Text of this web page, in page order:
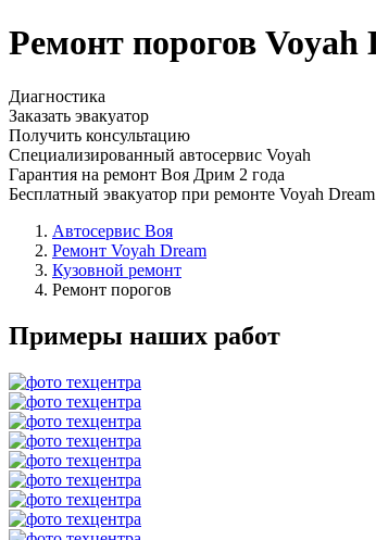
Ремонт порогов
Диагностика
Заказать эвакуатор
Получить консультацию
Специализированный автосервис Voyah
Гарантия на ремонт Воя Дрим 2 года
Бесплатный эвакуатор при ремонте Voyah Dream
Автосервис Воя
Ремонт Voyah Dream
Кузовной ремонт
Ремонт порогов
Примеры наших работ